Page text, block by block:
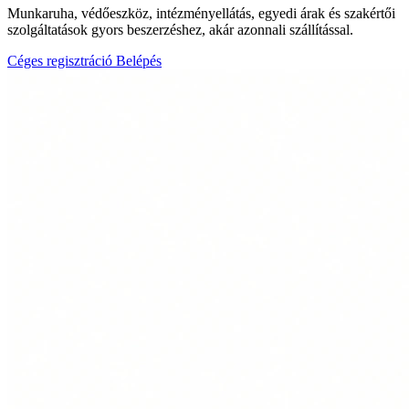
Munkaruha, védőeszköz, intézményellátás, egyedi árak és szakértői
szolgáltatások gyors beszerzéshez, akár azonnali szállítással.
Céges regisztráció Belépés